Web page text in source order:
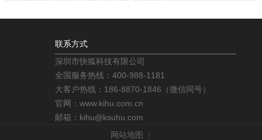
联系方式
深圳市快狐科技有限公司
全国服务热线：400-988-1181
大客户热线：186-8870-1846（微信同号）
官网：www.kihu.com.cn
邮箱：kihu@ksuhu.com
网站地图
|